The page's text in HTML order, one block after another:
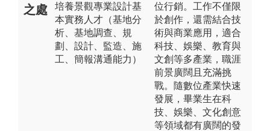
之處
培養景觀專業設計基
本實務人才（基地分
析、基地調查、規
劃、設計、監造、施
工、簡報溝通能力）
位行銷。工作不僅限
於創作，還需結合技
術與商業應用，適合
科技、娛樂、教育與
文創等多產業，職涯
前景廣闊且充滿挑
戰。隨數位產業快速
發展，畢業生在科
技、娛樂、文化創意
等領域都有廣闊的發